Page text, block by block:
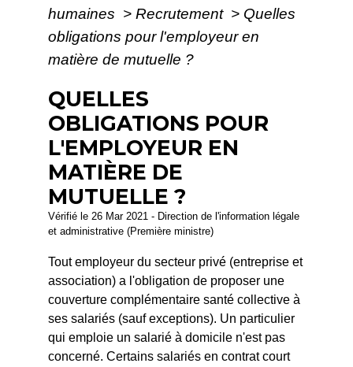
humaines > Recrutement > Quelles
obligations pour l'employeur en
matière de mutuelle ?
QUELLES
OBLIGATIONS POUR
L'EMPLOYEUR EN
MATIÈRE DE
MUTUELLE ?
Vérifié le 26 Mar 2021 - Direction de l'information légale
et administrative (Première ministre)
Tout employeur du secteur privé (entreprise et
association) a l'obligation de proposer une
couverture complémentaire santé collective à
ses salariés (sauf exceptions). Un particulier
qui emploie un salarié à domicile n'est pas
concerné. Certains salariés en contrat court